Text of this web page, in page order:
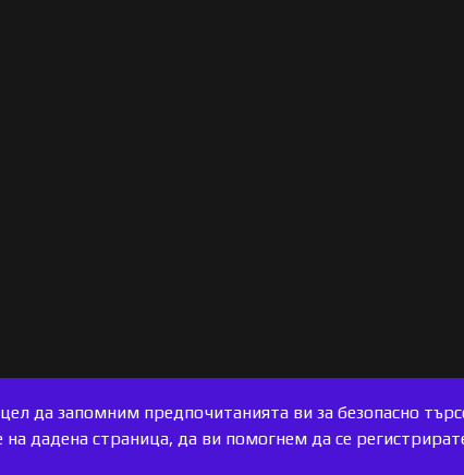
да запомним предпочитанията ви за безопасно
дадена страница, да ви помогнем да се